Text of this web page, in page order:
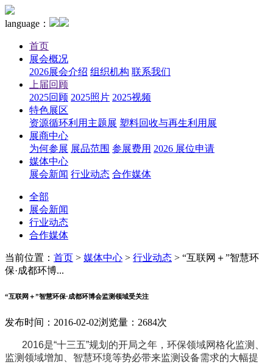
language：
首页
展会概况
2026展会介绍 组织机构 联系我们
上届回顾
2025回顾 2025照片 2025视频
特色展区
资源循环利用主题展 塑料回收与再生利用展
展商中心
为何参展 展品范围 参展费用 2026 展位申请
媒体中心
展会新闻 行业动态 合作媒体
全部
展会新闻
行业动态
合作媒体
当前位置： 首页 > 媒体中心 > 行业动态 > “互联网＋”智慧环
保·成都环博...
“互联网＋”智慧环保·成都环博会监测领域受关注
发布时间：2016-02-02浏览量：2684次
2016是“十三五”规划的开局之年，环保领域网格化监测、
监测领域增加、智慧环境等势必带来监测设备需求的大幅提